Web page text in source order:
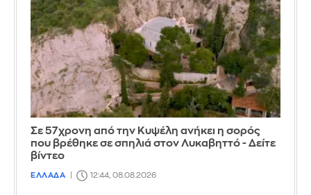
Σε 57χρονη από την Κυψέλη ανήκει η σορός
που βρέθηκε σε σπηλιά στον Λυκαβηττό - Δείτε
βίντεο
ΕΛΛΑΔΑ 12:44, 08.08.2026